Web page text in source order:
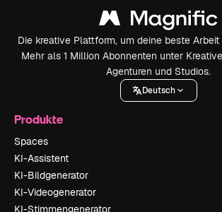
Die kreative Plattform, um deine beste
Mehr als 1 Million Abonnenten unter
Agenturen und Studios.
Deutsch
Produkte
Spaces
KI-Assistent
KI-Bildgenerator
KI-Videogenerator
KI-Stimmengenerator